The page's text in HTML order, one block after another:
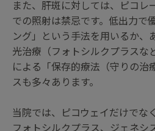
また、肝斑に対しては、ピコレ
での照射は禁忌です。低出力で
ング」という手法を用いるか、
光治療（フォトシルクプラスな
による「保存的療法（守りの治
スも多々あります。
当院では、ピコウェイだけでな
フォトシルクプラス、ジェネシ